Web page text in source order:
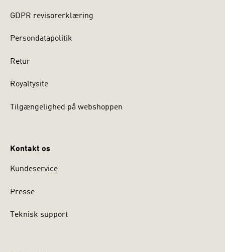
GDPR revisorerklæring
Persondatapolitik
Retur
Royaltysite
Tilgængelighed på webshoppen
Kontakt os
Kundeservice
Presse
Teknisk support